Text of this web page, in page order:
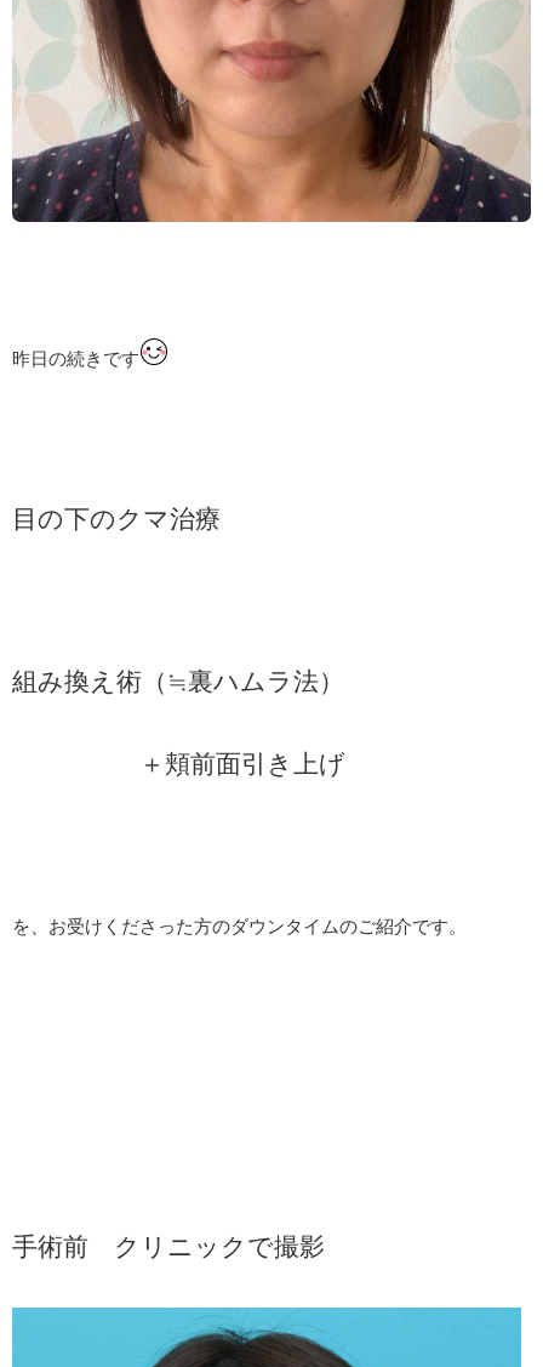
昨日の続きです
目の下のクマ治療
組み換え術（≒裏ハムラ法）
＋頬前面引き上げ
を、お受けくださった方のダウンタイムのご紹介です。
手術前 クリニックで撮影